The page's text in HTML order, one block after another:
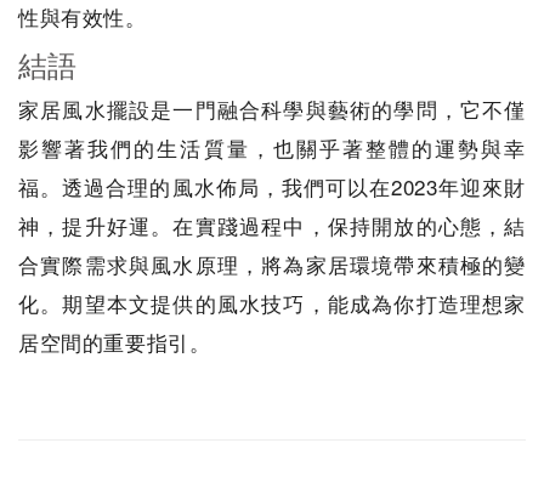
性與有效性。
結語
家居風水擺設是一門融合科學與藝術的學問，它不僅
影響著我們的生活質量，也關乎著整體的運勢與幸
福。透過合理的風水佈局，我們可以在2023年迎來財
神，提升好運。在實踐過程中，保持開放的心態，結
合實際需求與風水原理，將為家居環境帶來積極的變
化。期望本文提供的風水技巧，能成為你打造理想家
居空間的重要指引。